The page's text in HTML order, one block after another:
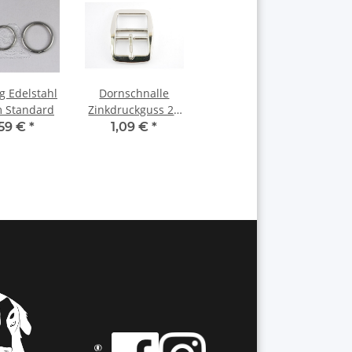
Edelstahl
Standard
€ *
Dornschnalle
Zinkdruckguss 28
mm NEUE OPTIK
1,09 €*